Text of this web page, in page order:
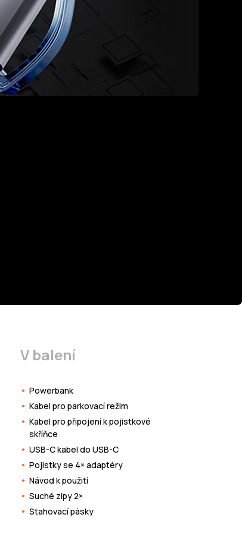
V balení
Powerbank
Kabel pro parkovací režim
Kabel pro připojení k pojistkové
skříňce
USB-C kabel do USB-C
Pojistky se 4× adaptéry
Návod k použití
Suché zipy 2×
Stahovací pásky